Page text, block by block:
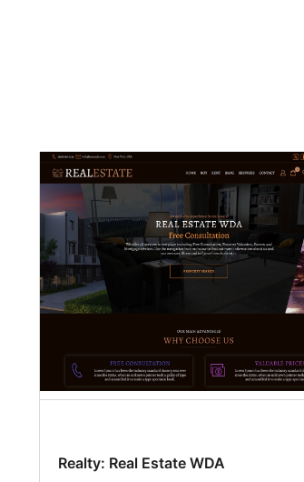
Realty: Real Estate WDA